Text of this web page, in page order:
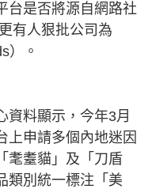
台是否將源自網路社
有人狠批公司為
）。
資料顯示，今年3月
上申請多個內地迷因
耄耋貓」及「刀盾
類別統一標注「美